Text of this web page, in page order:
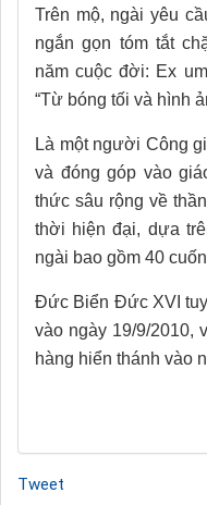
Trên mộ, ngài yêu
ngắn gọn tóm tắt
năm cuộc đời: Ex
“Từ bóng tối và hình
Là một người Công
và đóng góp vào
thức sâu rộng về
thời hiện đại, dựa
ngài bao gồm 40
Đức Biển Đức XVI
vào ngày 19/9/2010,
hàng hiển thánh vào
Tweet